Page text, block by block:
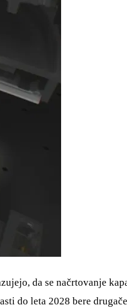
da se načrtovanje
do leta 2028 bere